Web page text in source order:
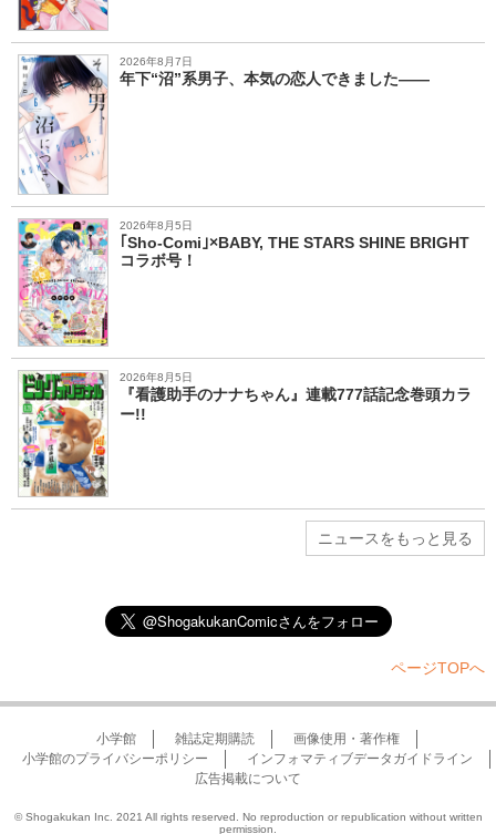
2026年8月7日
年下“沼”系男子、本気の恋人できました――
2026年8月5日
｢Sho-Comi｣×BABY, THE STARS SHINE BRIGHT
コラボ号！
2026年8月5日
『看護助手のナナちゃん』連載777話記念巻頭カラ
ー!!
ニュースをもっと見る
ページTOPへ
小学館 雑誌定期購読
画像使用・著作権
小学館のプライバシーポリシー
インフォマティブデータガイドライン
広告掲載について
© Shogakukan Inc. 2021 All rights reserved. No reproduction or republication without written
permission.